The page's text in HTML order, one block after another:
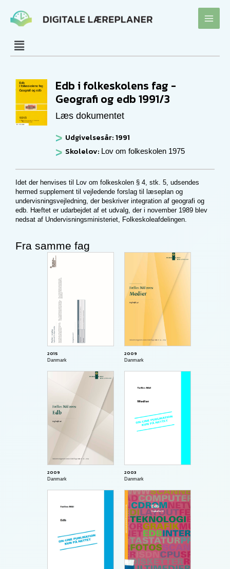
Fra samme fag
2015
Danmark
2009
Danmark
2009
Danmark
2003
Danmark
Edb i folkeskolens fag -
Geografi og edb 1991/3
Læs dokumentet
Udgivelsesår: 1991
Skolelov: Lov om folkeskolen 1975
Idet der henvises til Lov om folkeskolen § 4, stk. 5, udsendes
hermed supplement til vejledende forslag til læseplan og
undervisningsvejledning, der beskriver integration af geografi og
edb. Hæftet er udarbejdet af et udvalg, der i november 1989 blev
nedsat af Undervisningsministeriet, Folkeskoleafdelingen.